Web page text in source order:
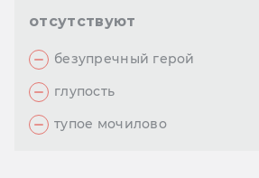
отсутствуют
безупречный герой
глупость
тупое мочилово